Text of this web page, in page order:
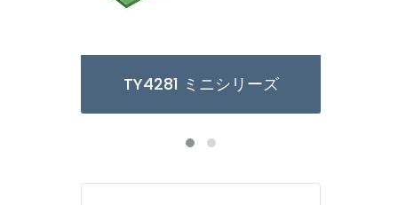
ミニシリーズ TY3085/6 マイクロシ